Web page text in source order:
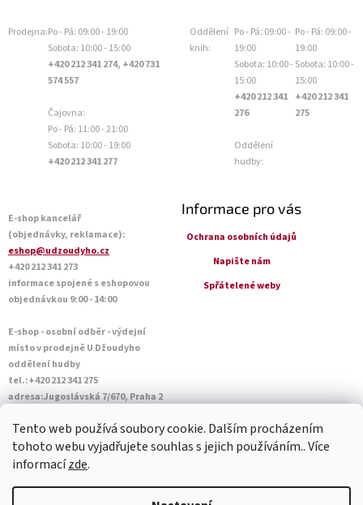
Tento web používá soubory cookie. Dalším procházením
tohoto webu vyjadřujete souhlas s jejich používáním.. Více
informacízde.
Prodejna:Po - Pá: 09:00 - 19:00
Sobota: 10:00 - 15:00
+420 212 341 274, +420 731
574 557
Čajovna:
Po - Pá: 11:00 - 21:00
Sobota: 10:00 - 19:00
+420 212 341 277
Oddělení
knih:
Po - Pá: 09:00 -
19:00
Sobota: 10:00 -
15:00
+420 212 341
276
Oddělení
hudby:
Po - Pá: 09:00 -
19:00
Sobota: 10:00 -
15:00
+420 212 341
275
E-shop kancelář
(objednávky, reklamace):
eshop@udzoudyho.cz
+420 212 341 273
informace spojené s eshopovou
objednávkou 9:00 - 14:00
E-shop - osobní odběr - výdejní
místo v prodejně U Džoudyho
oddělení hudby
tel.:+420 212 341 275
adresa:Jugoslávská 7/670, Praha 2
Sobota: 10:00 - 14:45
Informace pro vás
Ochrana osobních údajů
Napište nám
Spřátelené weby